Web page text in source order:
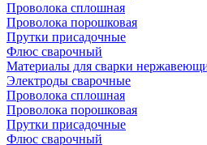
Проволока сплошная
Проволока порошковая
Прутки присадочные
Флюс сварочный
Материалы для сварки
Электроды сварочные
Проволока сплошная
Проволока порошковая
Прутки присадочные
Флюс сварочный